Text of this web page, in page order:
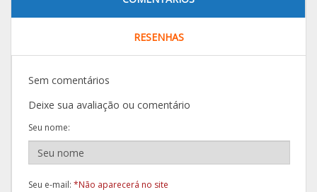
RESENHAS
Sem comentários
Deixe sua avaliação ou comentário
Seu nome:
Seu e-mail: *Não aparecerá no site